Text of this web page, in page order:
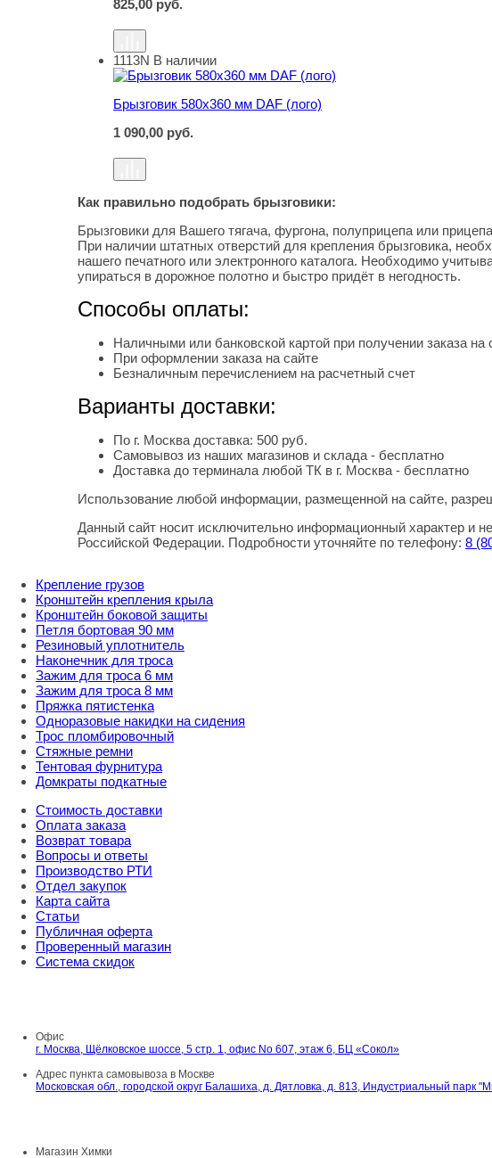
825,00 руб.
Брызговик 580х360 мм DAF (лого)
1113N В наличии
Брызговик 580х360 мм DAF (лого)
1 090,00 руб.
Как правильно подобрать брызговики:
Брызговики для Вашего тягача, фургона, полуприцепа или
При наличии штатных отверстий для крепления брызговика,
нашего печатного или электронного каталога. Необходимо
упираться в дорожное полотно и быстро придёт в негодность.
Способы оплаты:
Наличными или банковской картой при получении заказа на
При оформлении заказа на сайте
Безналичным перечислением на расчетный счет
Варианты доставки:
По г. Москва доставка: 500 руб.
Самовывоз из наших магазинов и склада - бесплатно
Доставка до терминала любой ТК в г. Москва - бесплатно
Использование любой информации, размещенной на сайте,
Данный сайт носит исключительно информационный характер и
Российской Федерации. Подробности уточняйте по телефону: 8
Крепление грузов
Кронштейн крепления крыла
Кронштейн боковой защиты
Петля бортовая 90 мм
Резиновый уплотнитель
Наконечник для троса
Зажим для троса 6 мм
Зажим для троса 8 мм
Пряжка пятистенка
Одноразовые накидки на сидения
Трос пломбировочный
Стяжные ремни
Тентовая фурнитура
Домкраты подкатные
Стоимость доставки
Оплата заказа
Возврат товара
Вопросы и ответы
Производство РТИ
Отдел закупок
Карта сайта
Статьи
Публичная оферта
Проверенный магазин
Система скидок
Офис
г. Москва, Щёлковское шоссе, 5 стр. 1, офис No 607, этаж 6, БЦ «Сокол»
Адрес пункта самовывоза в Москве
Московская обл., городской округ Балашиха, д. Дятловка, д. 813, Индустриальный парк
Магазин Химки